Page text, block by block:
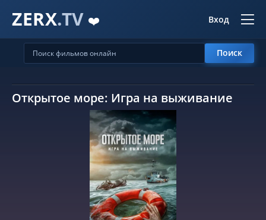
ZERX.TV ❤️ Вход
Поиск
Открытое море: Игра на выживание
СМОТРЕТЬ ОНЛАЙН